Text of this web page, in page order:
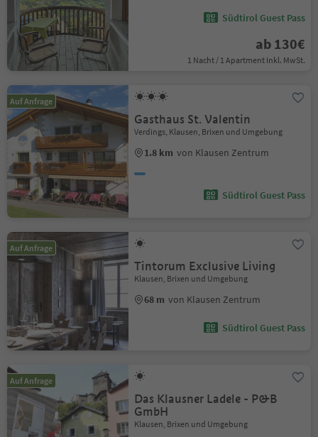
Südtirol Guest Pass
ab 130€
1 Nacht / 1 Apartment Inkl. MwSt.
Auf Anfrage
Gasthaus St. Valentin
Verdings, Klausen, Brixen und Umgebung
1.8 km von Klausen Zentrum
Südtirol Guest Pass
Auf Anfrage
Tintorum Exclusive Living
Klausen, Brixen und Umgebung
68 m von Klausen Zentrum
Südtirol Guest Pass
Auf Anfrage
Das Klausner Ladele - P&B
GmbH
Klausen, Brixen und Umgebung